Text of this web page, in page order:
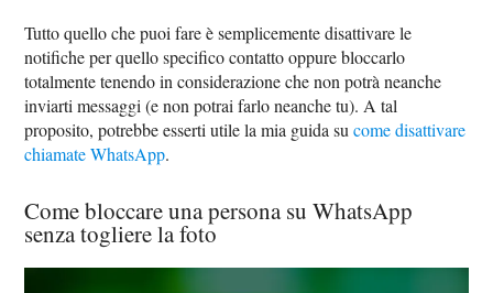
Tutto quello che puoi fare è semplicemente disattivare le
notifiche per quello specifico contatto oppure bloccarlo
totalmente tenendo in considerazione che non potrà neanche
inviarti messaggi (e non potrai farlo neanche tu). A tal
proposito, potrebbe esserti utile la mia guida sucome disattivare
chiamate WhatsApp.
Come bloccare una persona su WhatsApp
senza togliere la foto